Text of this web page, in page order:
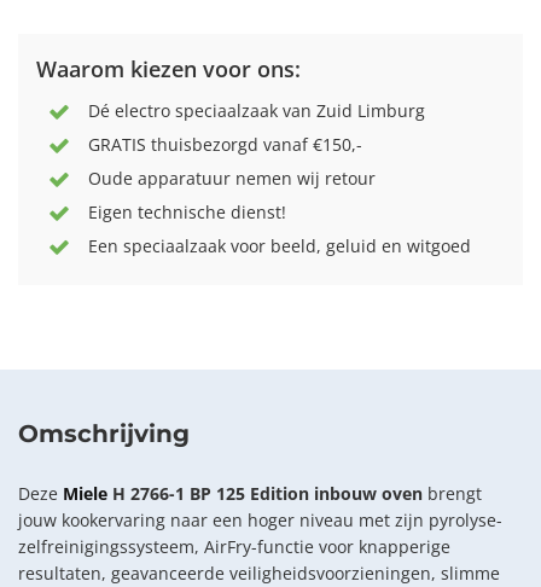
Waarom kiezen voor ons:
Dé electro speciaalzaak van Zuid Limburg
GRATIS thuisbezorgd vanaf €150,-
Oude apparatuur nemen wij retour
Eigen technische dienst!
Een speciaalzaak voor beeld, geluid en witgoed
Omschrijving
Deze Miele H 2766-1 BP 125 Edition inbouw oven brengt
jouw kookervaring naar een hoger niveau met zijn pyrolyse-
zelfreinigingssysteem, AirFry-functie voor knapperige
resultaten, geavanceerde veiligheidsvoorzieningen, slimme